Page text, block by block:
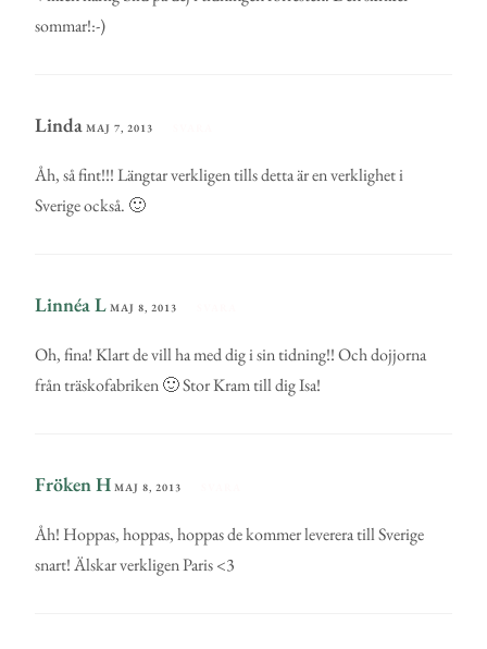
sommar!:-)
Linda MAJ 7, 2013
Åh, så fint!!! Längtar verkligen tills detta är en verklighet i
Sverige också. 🙂
Linnéa L MAJ 8, 2013
Oh, fina! Klart de vill ha med dig i sin tidning!! Och dojjorna
från träskofabriken 🙂 Stor Kram till dig Isa!
Fröken H MAJ 8, 2013
Åh! Hoppas, hoppas, hoppas de kommer leverera till Sverige
snart! Älskar verkligen Paris <3